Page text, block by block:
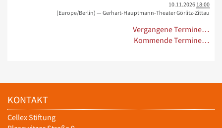
10.11.2026 18:00
(Europe/Berlin) — Gerhart-Hauptmann-Theater Görlitz-Zittau
Vergangene Termine…
Kommende Termine…
KONTAKT
Cellex Stiftung